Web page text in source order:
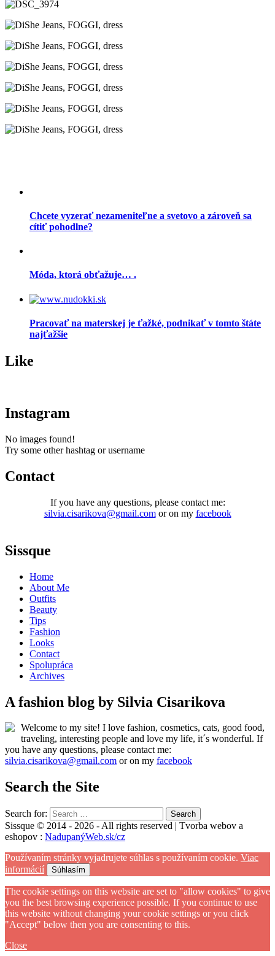
Chcete vyzerať nezameniteľne a svetovo a zároveň sa
cítiť pohodlne?
Móda, ktorá obťažuje… .
Pracovať na materskej je ťažké, podnikať v tomto štáte
najťažšie
Like
Instagram
No images found!
Try some other hashtag or username
Contact
If you have any questions, please contact me:
silvia.cisarikova@gmail.comor on my facebook
Sissque
Home
About Me
Outfits
Beauty
Tips
Fashion
Looks
Contact
Spolupráca
Archives
A fashion blog by Silvia Cisarikova
Welcome to my site! I love fashion, cosmetics, cats, good food,
traveling, interesting people and love my life, it´s wonderful. If
you have any questions, please contact me:
silvia.cisarikova@gmail.com or on my facebook
Search the Site
Search for:
Sissque © 2014 - 2026 - All rights reserved | Tvorba webov a
eshopov : NadupanýWeb.sk/cz
Používaním stránky vyjadrujete súhlas s používaním cookie. Viac
informácií
Súhlasím
The cookie settings on this website are set to "allow cookies" to give
you the best browsing experience possible. If you continue to use
this website without changing your cookie settings or you click
"Accept" below then you are consenting to this.
Close